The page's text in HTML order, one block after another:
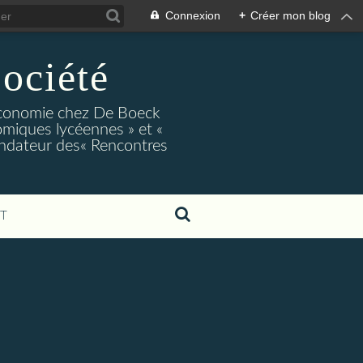
Connexion + Créer mon blog
chez De Boeck
lycéennes » et «
des« Rencontres